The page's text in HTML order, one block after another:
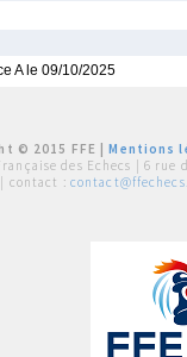
A le 09/10/2025
© 2015 FFE |Mentions
des Echecs | 6 rue
| contact :